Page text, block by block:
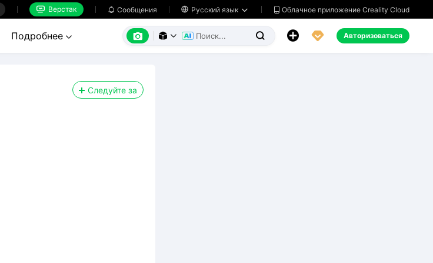
 Верстак  Сообщения  Русский язык   Облачное приложение Creality Cloud
Подробнее        Авторизоваться
Следуйте за